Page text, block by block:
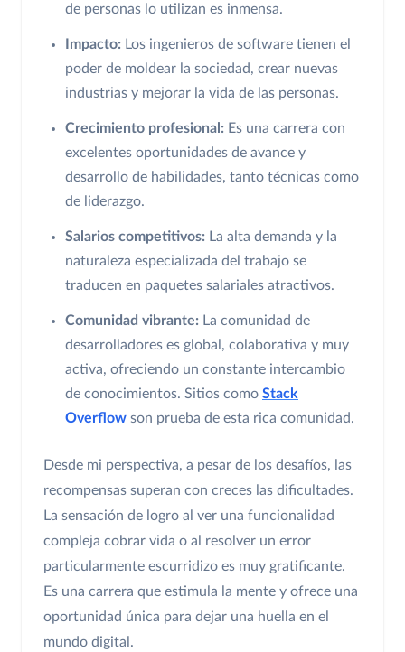
de personas lo utilizan es inmensa.
Impacto: Los ingenieros de software tienen el
poder de moldear la sociedad, crear nuevas
industrias y mejorar la vida de las personas.
Crecimiento profesional: Es una carrera con
excelentes oportunidades de avance y
desarrollo de habilidades, tanto técnicas como
de liderazgo.
Salarios competitivos: La alta demanda y la
naturaleza especializada del trabajo se
traducen en paquetes salariales atractivos.
Comunidad vibrante: La comunidad de
desarrolladores es global, colaborativa y muy
activa, ofreciendo un constante intercambio
de conocimientos. Sitios como Stack
Overflow son prueba de esta rica comunidad.
Desde mi perspectiva, a pesar de los desafíos, las
recompensas superan con creces las dificultades.
La sensación de logro al ver una funcionalidad
compleja cobrar vida o al resolver un error
particularmente escurridizo es muy gratificante.
Es una carrera que estimula la mente y ofrece una
oportunidad única para dejar una huella en el
mundo digital.